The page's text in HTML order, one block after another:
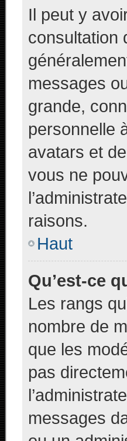
Il peut y
consultation
messages
grande,
personnelle
avatars et
vous ne
raisons.
Haut
Qu’est-ce
Les rangs
nombre de
que les
pas
messages